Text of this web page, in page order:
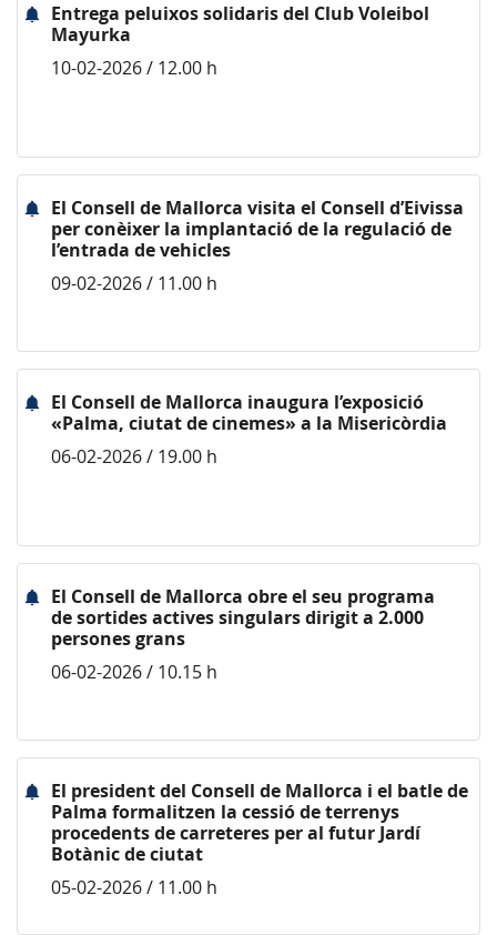
Entrega peluixos solidaris del Club Voleibol
Mayurka
10-02-2026 / 12.00 h
El Consell de Mallorca visita el Consell d’Eivissa
per conèixer la implantació de la regulació de
l’entrada de vehicles
09-02-2026 / 11.00 h
El Consell de Mallorca inaugura l’exposició
«Palma, ciutat de cinemes» a la Misericòrdia
06-02-2026 / 19.00 h
El Consell de Mallorca obre el seu programa
de sortides actives singulars dirigit a 2.000
persones grans
06-02-2026 / 10.15 h
El president del Consell de Mallorca i el batle de
Palma formalitzen la cessió de terrenys
procedents de carreteres per al futur Jardí
Botànic de ciutat
05-02-2026 / 11.00 h